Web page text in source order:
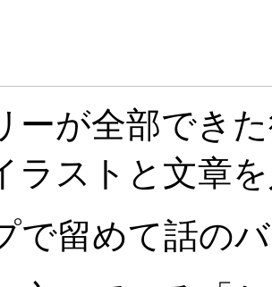
ーが全部でき
ラストと文章
で留めて話の